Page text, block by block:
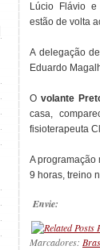
Lúcio Flávio
estão de volta
A delegação
Eduardo
O volante
casa,
fisioterapeuta
A programação
9 horas, treino
Envie:
Marcadores: